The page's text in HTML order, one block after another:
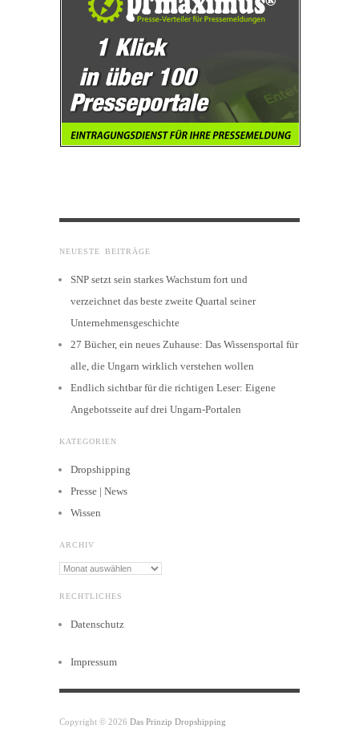
NEUESTE BEITRÄGE
SNP setzt sein starkes Wachstum fort und
verzeichnet das beste zweite Quartal seiner
Unternehmensgeschichte
27 Bücher, ein neues Zuhause: Das Wissensportal für
alle, die Ungarn wirklich verstehen wollen
Endlich sichtbar für die richtigen Leser: Eigene
Angebotsseite auf drei Ungarn-Portalen
KATEGORIEN
Dropshipping
Presse | News
Wissen
ARCHIV
Archiv
RECHTLICHES
Datenschutz
Impressum
Copyright © 2026 Das Prinzip Dropshipping